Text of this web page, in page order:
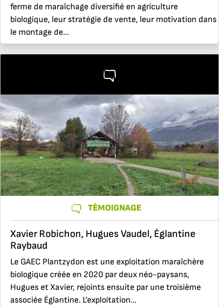
ferme de maraîchage diversifié en agriculture
biologique, leur stratégie de vente, leur motivation dans
le montage de...
TÉMOIGNAGE
Xavier Robichon, Hugues Vaudel, Églantine
Raybaud
Le GAEC Plantzydon est une exploitation maraîchère
biologique créée en 2020 par deux néo-paysans,
Hugues et Xavier, rejoints ensuite par une troisième
associée Églantine. L’exploitation...